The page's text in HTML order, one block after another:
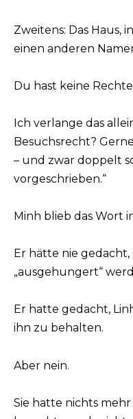
Zweitens: Das Haus,
einen anderen
Du hast keine
Ich verlange das
Besuchsrecht?
– und zwar doppelt
vorgeschrieben.“
Minh blieb das Wort
Er hätte nie gedacht,
„ausgehungert“
Er hatte gedacht,
ihn zu behalten.
Aber nein.
Sie hatte nichts